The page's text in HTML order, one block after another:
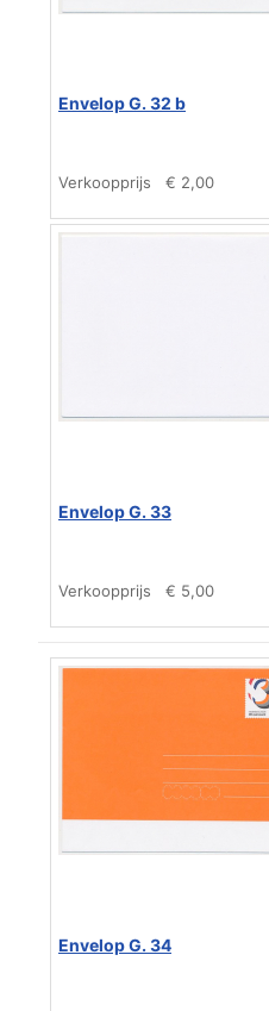
Envelop G. 32 b
Verkoopprijs € 2,00
Envelop G. 33
Verkoopprijs € 5,00
Envelop G. 34